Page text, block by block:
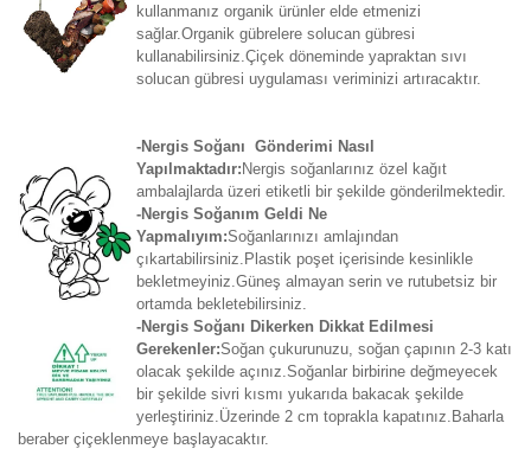
kullanmanız organik ürünler elde etmenizi
sağlar.Organik gübrelere solucan gübresi
kullanabilirsiniz.Çiçek döneminde yapraktan sıvı
solucan gübresi uygulaması veriminizi artıracaktır.
-Nergis Soğanı Gönderimi Nasıl
Yapılmaktadır: Nergis soğanlarınız özel kağıt
ambalajlarda üzeri etiketli bir şekilde gönderilmektedir.
-Nergis Soğanım Geldi Ne
Yapmalıyım:Soğanlarınızı amlajından
çıkartabilirsiniz.Plastik poşet içerisinde kesinlikle
bekletmeyiniz.Güneş almayan serin ve rutubetsiz bir
ortamda bekletebilirsiniz.
-Nergis Soğanı Dikerken Dikkat Edilmesi
Gerekenler:Soğan çukurunuzu, soğan çapının 2-3 katı
olacak şekilde açınız.Soğanlar birbirine değmeyecek
bir şekilde sivri kısmı yukarıda bakacak şekilde
yerleştiriniz.Üzerinde 2 cm toprakla kapatınız.Baharla
beraber çiçeklenmeye başlayacaktır.